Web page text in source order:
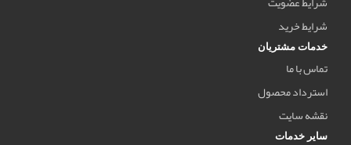
شرایط خرید
خدمات مشتریان
تماس با ما
استرداد محصول
نقشه سایت
سایر خدمات